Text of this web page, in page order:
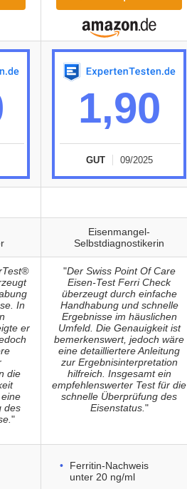
1,90
GUT 09/2025
Eisenmangel-
Selbstdiagnostikerin
In
er
die
des
"
"Der Swiss Point Of Care
Eisen-Test Ferri Check
überzeugt durch einfache
Handhabung und schnelle
Ergebnisse im häuslichen
Umfeld. Die Genauigkeit ist
bemerkenswert, jedoch wäre
eine detailliertere Anleitung
zur Ergebnisinterpretation
hilfreich. Insgesamt ein
empfehlenswerter Test für die
schnelle Überprüfung des
Eisenstatus. "
Ferritin-Nachweis
unter 20 ng/ml